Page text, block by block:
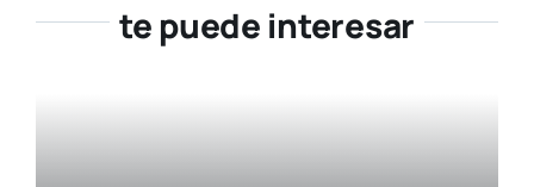
te puede interesar